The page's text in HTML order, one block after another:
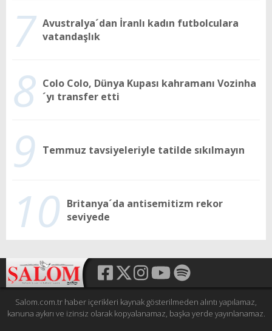
7 Avustralya´dan İranlı kadın futbolculara
vatandaşlık
8 Colo Colo, Dünya Kupası kahramanı Vozinha
´yı transfer etti
9 Temmuz tavsiyeleriyle tatilde sıkılmayın
10 Britanya´da antisemitizm rekor
seviyede
Salom.com.tr haber içerikleri kaynak gösterilmeden alıntı yapılamaz,
kanuna aykırı ve izinsiz olarak kopyalanamaz, başka yerde yayınlanamaz.